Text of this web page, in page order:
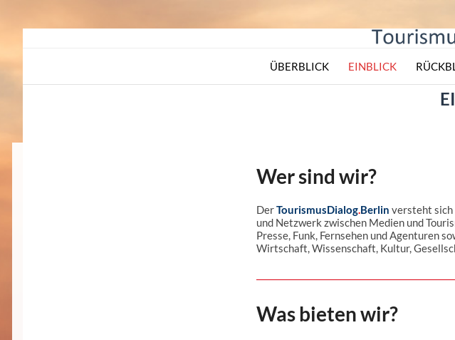
content
ÜBERBLICK EINBLICK
Wer sind wir?
DerTourismusDialog.Berlin versteht sich
und Netzwerk zwischen Medien und
Presse, Funk, Fernsehen und Agenturen
Wirtschaft, Wissenschaft, Kultur,
Was bieten wir?